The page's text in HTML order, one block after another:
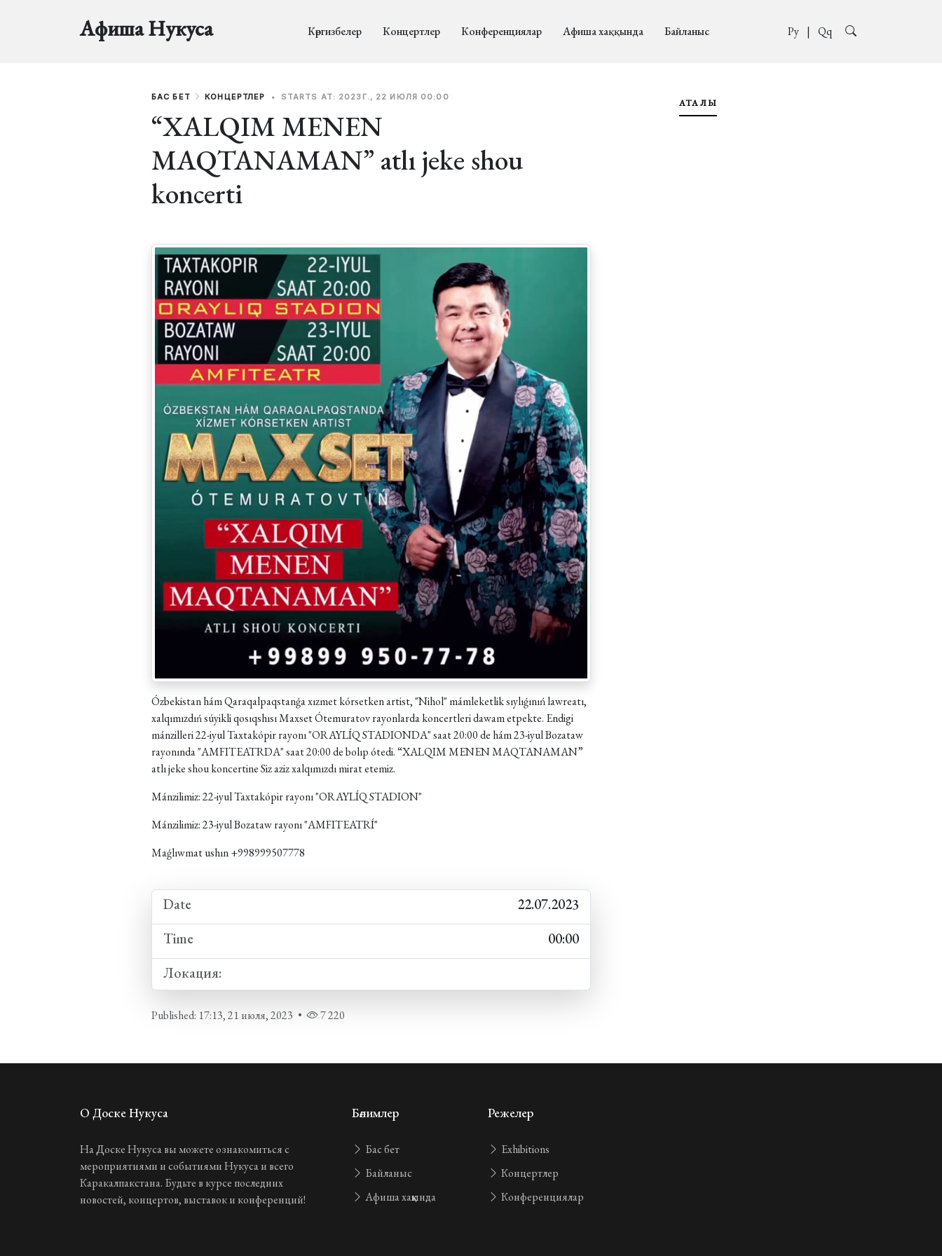
Афиша Нукуса Көргизбелер Концертлер Конференциялар Афиша хаққында Байланыс Ру | Qq
БАС БЕТ КОНЦЕРТЛЕР • STARTS AT: 2023Г., 22 ИЮЛЯ 00:00
“XALQIM MENEN
MAQTANAMAN” atlı jeke shou
koncerti
Ózbekistan hám Qaraqalpaqstanǵa xızmet kórsetken artist, "Nihol" mámleketlik sıylıǵınıń lawreatı,
xalqımızdıń súyikli qosıqshısı Maxset Ótemuratov rayonlarda koncertleri dawam etpekte. Endigi
mánzilleri 22-iyul Taxtakópir rayonı "ORAYLÍQ STADIONDA" saat 20:00 de hám 23-iyul Bozataw
rayonında "AMFITEATRDA" saat 20:00 de bolıp ótedi. “XALQIM MENEN MAQTANAMAN”
atlı jeke shou koncertine Siz aziz xalqımızdı mirat etemiz.
Mánzilimiz: 22-iyul Taxtakópir rayonı "ORAYLÍQ STADION"
Mánzilimiz: 23-iyul Bozataw rayonı "AMFITEATRÍ"
Maǵlıwmat ushın +998999507778
Date
22.07.2023
Time
00:00
Локация:
Published: 17:13, 21 июля, 2023 • 7 220
АТАҚЛЫ
О Доске Нукуса
На Доске Нукуса вы можете ознакомиться с
мероприятиями и событиями Нукуса и всего
Каракалпакстана. Будьте в курсе последних
новостей, концертов, выставок и конференций!
Бөлимлер
Бас бет
Байланыс
Афиша хаққында
Режелер
Exhibitions
Концертлер
Конференциялар